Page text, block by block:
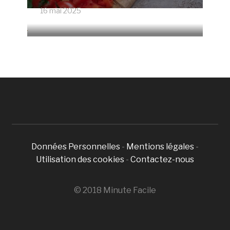
16 mai 2025
Données Personnelles - Mentions légales -
Utilisation des cookies - Contactez-nous
© 2018 Minute Facile